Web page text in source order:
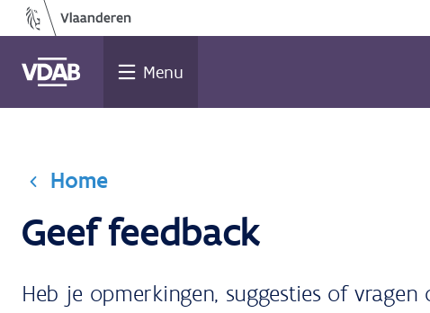
Ga
naar
de
inhoud
Menu
Home
Geef feedback
Heb je opmerkingen, suggesties of